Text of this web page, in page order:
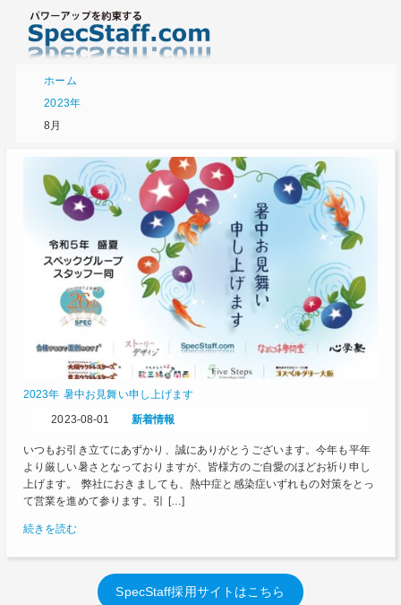
ホーム
2023年
8月
2023年 暑中お見舞い申し上げます
2023-08-01
新着情報
いつもお引き立てにあずかり、誠にありがとうございます。今年も平年
より厳しい暑さとなっておりますが、皆様方のご自愛のほどお祈り申し
上げます。 弊社におきましても、熱中症と感染症いずれもの対策をとっ
て営業を進めて参ります。引 […]
続きを読む
SpecStaff採用サイトはこちら